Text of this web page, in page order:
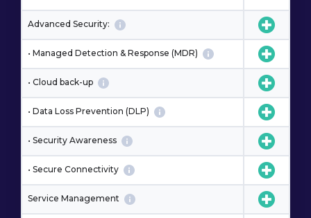
Advanced Security:
• Managed Detection & Response (MDR)
• Cloud back-up
• Data Loss Prevention (DLP)
• Security Awareness
• Secure Connectivity
Service Management